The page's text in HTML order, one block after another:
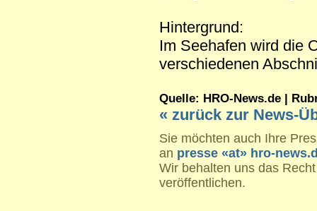
Hintergrund:
Im Seehafen wird die
verschiedenen
Quelle: HRO-News.de |
« zurück zur News-
Sie möchten auch Ihre
an presse «at» hro-
Wir behalten uns das
veröffentlichen.